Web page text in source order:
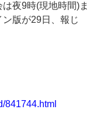
夜9時(現地時間)ま
版が29日、報じ
841744.html